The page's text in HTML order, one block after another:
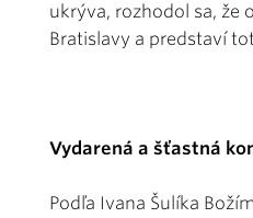
ukrýva, rozhodol sa, že
Bratislavy a predstaví
Vydarená a šťastná
Podľa Ivana Šulíka